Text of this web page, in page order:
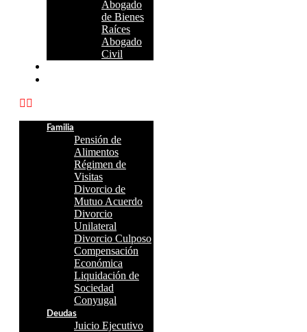
Abogado
de Bienes
Raíces
Abogado
Civil
Familia
Pensión de
Alimentos
Régimen de
Visitas
Divorcio de
Mutuo Acuerdo
Divorcio
Unilateral
Divorcio Culposo
Compensación
Económica
Liquidación de
Sociedad
Conyugal
Deudas
Juicio Ejecutivo